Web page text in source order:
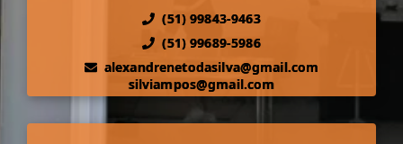
(51) 99843-9463
(51) 99689-5986
alexandrenetodasilva@gmail.com
silviampos@gmail.com